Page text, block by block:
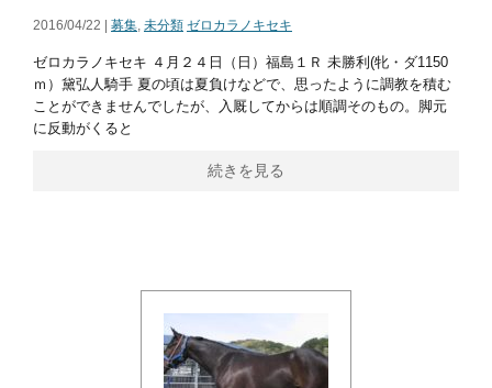
2016/04/22 | 募集, 未分類 ゼロカラノキセキ
ゼロカラノキセキ ４月２４日（日）福島１Ｒ 未勝利(牝・ダ1150
ｍ）黛弘人騎手 夏の頃は夏負けなどで、思ったように調教を積む
ことができませんでしたが、入厩してからは順調そのもの。脚元
に反動がくると
続きを見る